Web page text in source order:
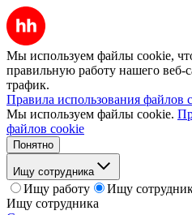
Мы используем файлы cookie,
правильную работу нашего веб-
трафик.
Правила использования файлов
Мы используем файлы cookie.
файлов cookie
Понятно
Ищу сотрудника
Ищу работу
Ищу
Ищу сотрудника